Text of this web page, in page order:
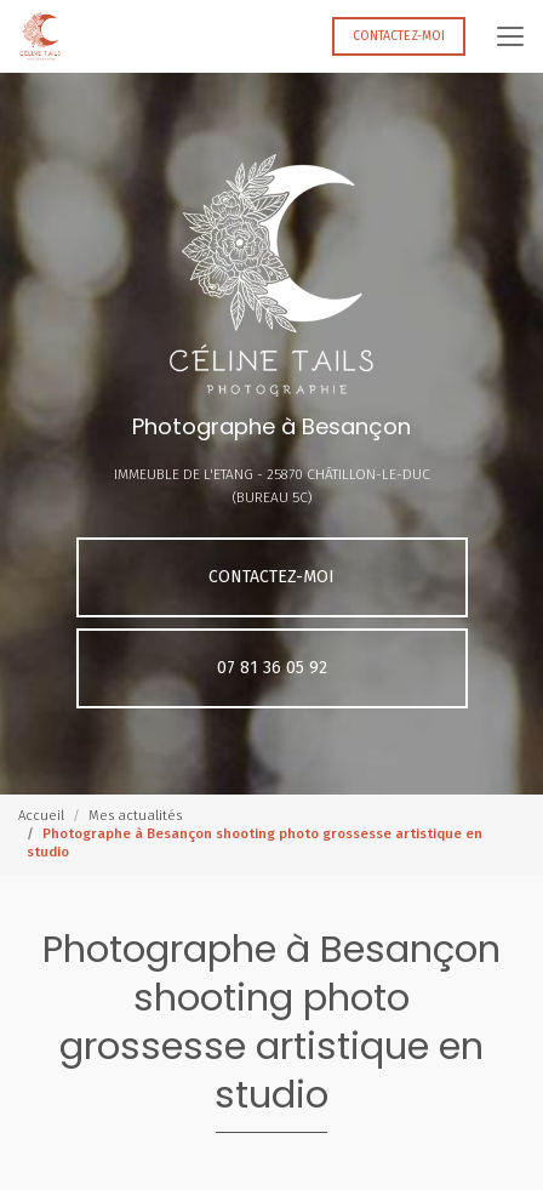
Aller
contenu
CONTACTEZ-MOI
Photographe à Besançon
IMMEUBLE DE L'ETANG - 25870 CHÂTILLON-LE-DUC
(BUREAU 5C)
CONTACTEZ-MOI
07 81 36 05 92
Accueil
Mes actualités
Photographe à Besançon shooting photo grossesse artistique en
studio
Photographe à Besançon
shooting photo
grossesse artistique en
studio